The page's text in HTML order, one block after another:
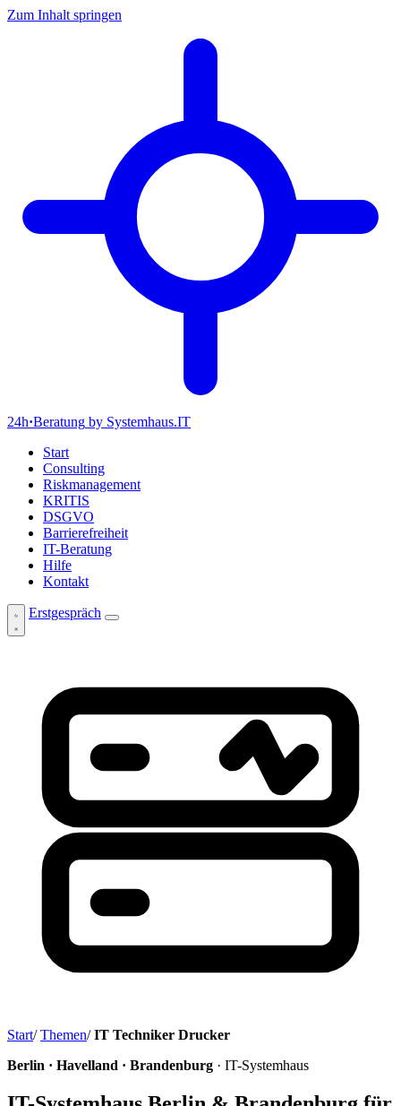
Zum Inhalt springen
24h·Beratung by Systemhaus.IT
Start
Consulting
Riskmanagement
KRITIS
DSGVO
Barrierefreiheit
IT-Beratung
Hilfe
Kontakt
Erstgespräch
Start/ Themen/ IT Techniker Drucker
Berlin · Havelland · Brandenburg · IT-Systemhaus